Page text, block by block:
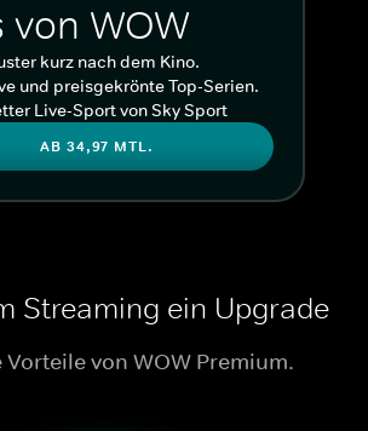
von WOW
kurz nach dem Kino.
und preisgekrönte Top-Serien.
Live-Sport von Sky Sport
AB 34,97 MTL.
Streaming ein Upgrade
von WOW Premium.